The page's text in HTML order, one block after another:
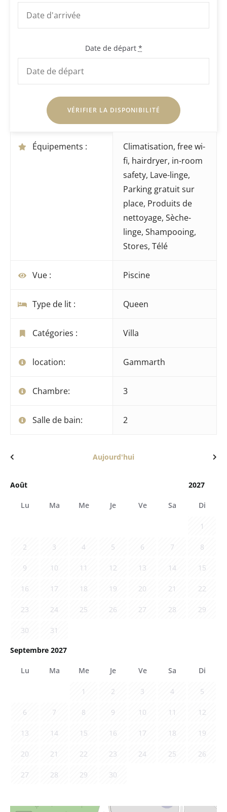
Date de départ *
Équipements : Climatisation, free wi-
fi, hairdryer, in-room
safety, Lave-linge,
Parking gratuit sur
place, Produits de
nettoyage, Sèche-
linge, Shampooing,
Stores, Télé
Vue : Piscine
Type de lit : Queen
Catégories : Villa
location: Gammarth
Chambre: 3
Salle de bain: 2
Aujourd'hui
Lu Ma Me Je Ve Sa Di
1
2 3 4 5 6 7 8
9 10 11 12 13 14 15
16 17 18 19 20 21 22
23 24 25 26 27 28 29
30 31
Septembre 2027
Lu Ma Me Je Ve Sa Di
1 2 3 4 5
6 7 8 9 10 11 12
13 14 15 16 17 18 19
20 21 22 23 24 25 26
27 28 29 30